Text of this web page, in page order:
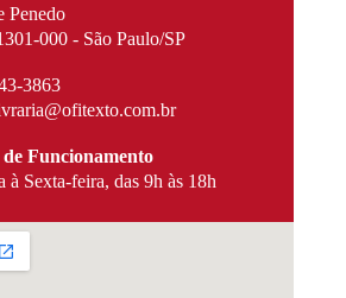
Penedo
000 - São Paulo/SP
3863
Funcionamento
à Sexta-feira, das 9h às 18h